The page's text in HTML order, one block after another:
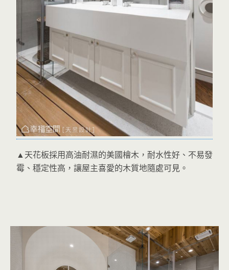
▲天花板採用高油耐濕的美國檜木，耐水性好、不易發
霉、穩定性高，讓屋主喜愛的木質地隨處可見。